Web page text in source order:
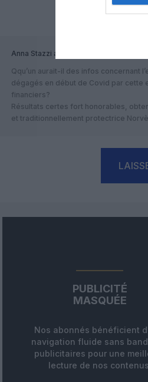
Anna Stazzi a commenté :
Qqu’un aurait-il des infos concernant
dégagés en début de Covid par cette
financiers?
Résultats certes fort honorables,
et traditionnellement protectrice
PUBLICITÉ
MASQUÉE
Nos abonnés bénéficient
navigation fluide sans
publicitaires pour une
lecture de nos